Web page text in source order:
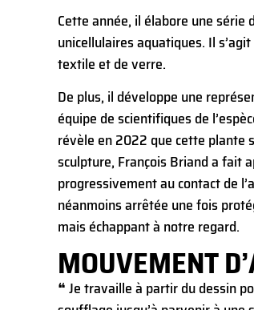
Cette année, il élabore une
unicellulaires aquatiques. Il
textile et de verre.
De plus, il développe une
équipe de scientifiques de
révèle en 2022 que cette plante
sculpture, François Briand a fait
progressivement au contact de
néanmoins arrêtée une fois
mais échappant à notre regard.
MOUVEMENT
❝ Je travaille à partir du dessin